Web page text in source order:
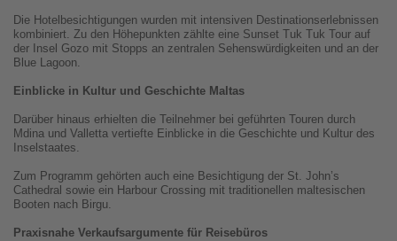
Die Hotelbesichtigungen wurden mit intensiven Destinationserlebnissen
kombiniert. Zu den Höhepunkten zählte eine Sunset Tuk Tuk Tour auf
der Insel Gozo mit Stopps an zentralen Sehenswürdigkeiten und an der
Blue Lagoon.
Einblicke in Kultur und Geschichte Maltas
Darüber hinaus erhielten die Teilnehmer bei geführten Touren durch
Mdina und Valletta vertiefte Einblicke in die Geschichte und Kultur des
Inselstaates.
Zum Programm gehörten auch eine Besichtigung der St. John’s
Cathedral sowie ein Harbour Crossing mit traditionellen maltesischen
Booten nach Birgu.
Praxisnahe Verkaufsargumente für Reisebüros